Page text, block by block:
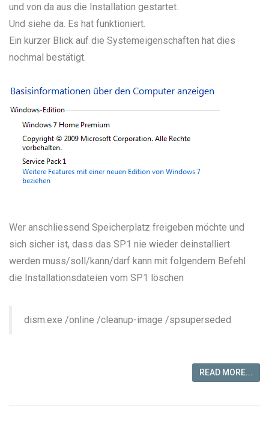
und von da aus die Installation gestartet.
Und siehe da. Es hat funktioniert.
Ein kurzer Blick auf die Systemeigenschaften hat dies
nochmal bestätigt.
Wer anschliessend Speicherplatz freigeben möchte und
sich sicher ist, dass das SP1 nie wieder deinstalliert
werden muss/soll/kann/darf kann mit folgendem Befehl
die Installationsdateien vom SP1 löschen
dism.exe /online /cleanup-image /spsuperseded
READ MORE...